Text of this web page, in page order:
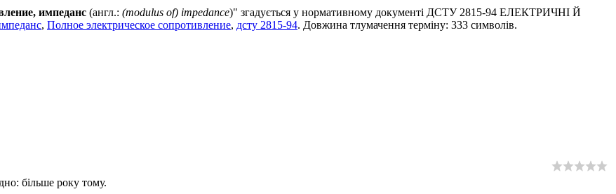
импеданс (англ.: (modulus of) impedance)" згадується у нормативному документі ДСТУ 2815-94 ЕЛЕКТРИЧНІ Й
, Полное электрическое сопротивление, дсту 2815-94. Довжина тлумачення терміну: 333 символів.
більше року тому.